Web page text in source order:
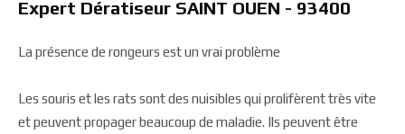
Expert Dératiseur SAINT OUEN - 93400
La présence de rongeurs est un vrai problème
Les souris et les rats sont des nuisibles qui prolifèrent très vite
et peuvent propager beaucoup de maladie. Ils peuvent être